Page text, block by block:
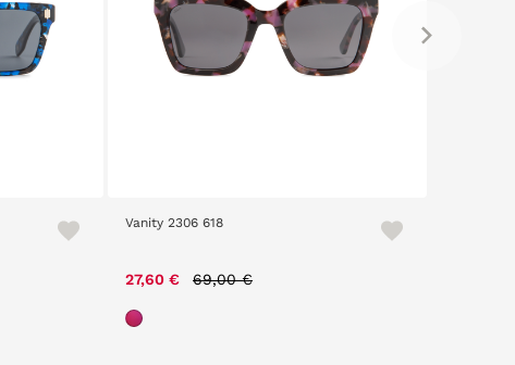
Vanity 2306 618
27,60 € 69,00 €